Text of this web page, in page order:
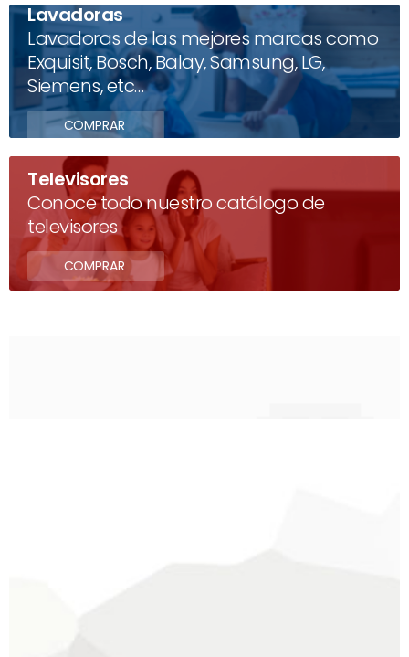
Lavadoras
Lavadoras de las mejores marcas como
Exquisit, Bosch, Balay, Samsung, LG,
Siemens, etc…
COMPRAR
Televisores
Conoce todo nuestro catálogo de
televisores
COMPRAR